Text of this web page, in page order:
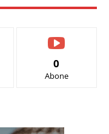
0
Abone